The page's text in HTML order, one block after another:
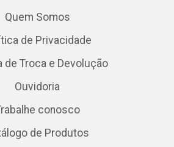
Quem Somos
de Privacidade
de Troca e Devolução
Ouvidoria
conosco
de Produtos